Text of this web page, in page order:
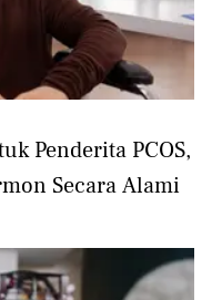
Penderita PCOS,
Secara Alami